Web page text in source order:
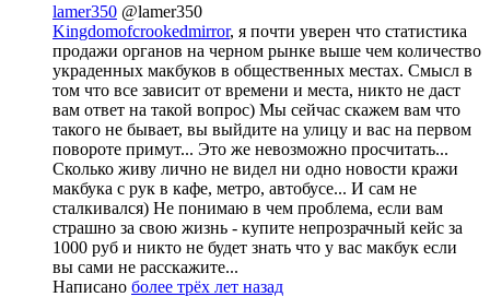
lamer350 @lamer350
Kingdomofcrookedmirror, я почти уверен что статистика
продажи органов на черном рынке выше чем количество
украденных макбуков в общественных местах. Смысл в
том что все зависит от времени и места, никто не даст
вам ответ на такой вопрос) Мы сейчас скажем вам что
такого не бывает, вы выйдите на улицу и вас на первом
повороте примут... Это же невозможно просчитать...
Сколько живу лично не видел ни одно новости кражи
макбука с рук в кафе, метро, автобусе... И сам не
сталкивался) Не понимаю в чем проблема, если вам
страшно за свою жизнь - купите непрозрачный кейс за
1000 руб и никто не будет знать что у вас макбук если
вы сами не расскажите...
Написано более трёх лет назад